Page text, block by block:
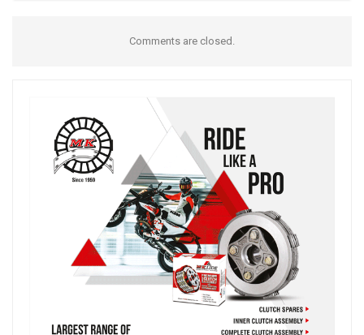
Comments are closed.